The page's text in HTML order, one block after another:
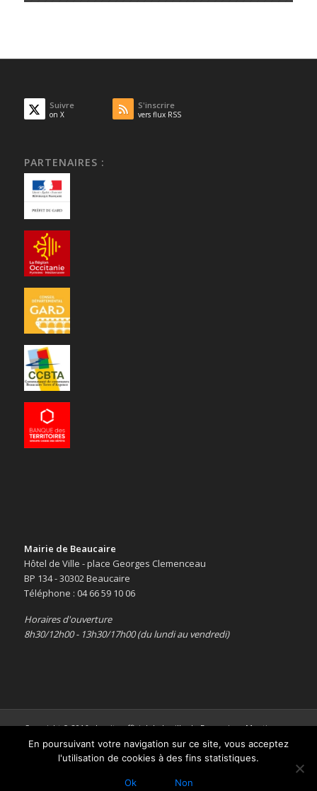
Suivre
on X
S'inscrire
vers flux RSS
PARTENAIRES :
Mairie de Beaucaire
Hôtel de Ville - place Georges Clemenceau
BP 134 - 30302 Beaucaire
Téléphone : 04 66 59 10 06
Horaires d'ouverture
8h30/12h00 - 13h30/17h00 (du lundi au vendredi)
Copyright © 2016 -Le site officiel de la ville de Beaucaire-Mentions
légales
En poursuivant votre navigation sur ce site, vous acceptez
l'utilisation de cookies à des fins statistiques.
Ok Non